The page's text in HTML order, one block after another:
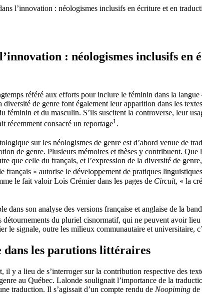
l’innovation : néologismes inclusifs en écriture et en
: néologismes inclusifs
référé aux efforts pour inclure le féminin dans la
diversité de genre font également leur apparition dans les
féminin et du masculin. S’ils suscitent la controverse, leur
récemment consacré un reportage1 .
sur les néologismes de genre est d’abord venue de
de genre. Plusieurs mémoires et thèses y contribuent.
que celle du français, et l’expression de la diversité de
français « autorise le développement de pratiques
le fait valoir Loïs Crémier dans les pages de Circuit, « la
dans son analyse des versions française et anglaise de la
détournements du pluriel cisnormatif, qui ne peuvent avoir lieu
le signale, outre les milieux communautaire et universitaire,
dans les parutions littéraires
y a lieu de s’interroger sur la contribution respective des
au Québec. Lalonde soulignait l’importance de la
traduction. Il s’agissait d’un compte rendu de Noopiming de